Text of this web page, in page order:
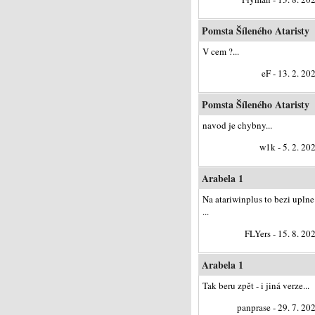
Pomsta Šíleného Ataristy
V cem ?...
eF - 13. 2.
Pomsta Šíleného Ataristy
navod je chybny...
w1k - 5. 2.
Arabela 1
Na atariwinplus to bezi uplne
...
FLYers - 15. 8.
Arabela 1
Tak beru zpět - i jiná verze...
panprase - 29. 7.